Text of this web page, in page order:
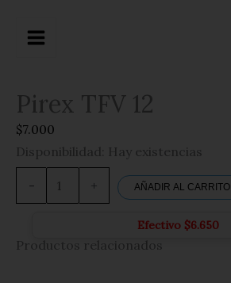
contenido
Pirex TFV 12
$7.000
Disponibilidad: Hay existencias
-
Pirex
TFV
+ AÑADIR AL CARRITO
Efectivo $6.650
Productos relacionados